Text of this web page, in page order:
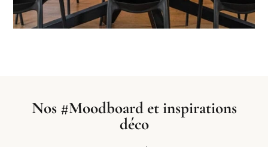
Nos #Moodboard et inspirations
déco